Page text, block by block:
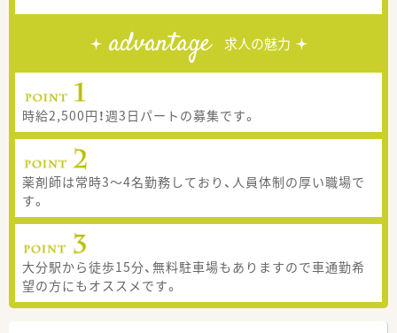
advantage 求人の魅力
時給2,500円！週3日パートの募集です。
薬剤師は常時3～4名勤務しており、人員体制の厚い職場で
す。
大分駅から徒歩15分、無料駐車場もありますので車通勤希
望の方にもオススメです。